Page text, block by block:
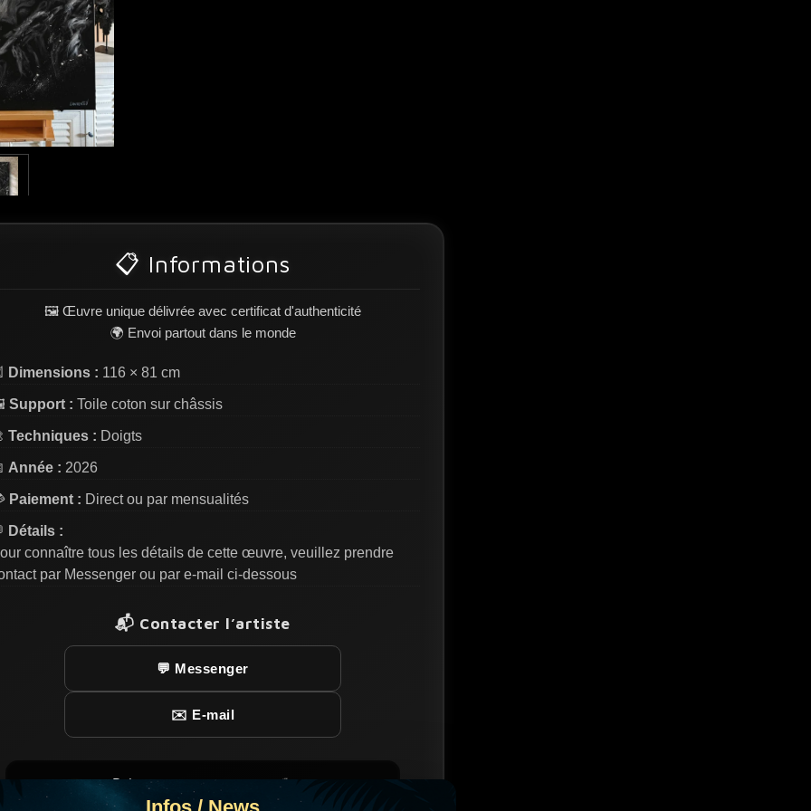
📋 Informations
🖼️ Œuvre unique délivrée avec certificat d'authenticité
🌍 Envoi partout dans le monde
Dimensions : 116 × 81 cm
Support : Toile coton sur châssis
Techniques : Doigts
Année : 2026
Paiement : Direct ou par mensualités
Détails :
connaître tous les détails de cette œuvre, veuillez prendre
par Messenger ou par e-mail ci-dessous
📬 Contacter l’artiste
💬 Messenger
✉️ E-mail
Peinture aux pattes concept 🐾
20€ reversé à